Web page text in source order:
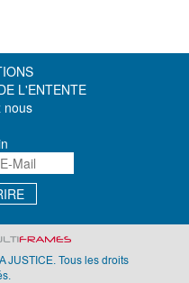
L'ENTENTE
nous
JUSTICE. Tous les droits